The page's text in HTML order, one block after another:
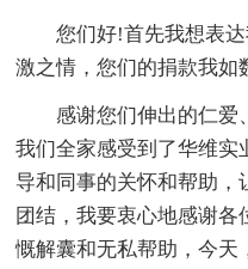
您们好!首先我想表
激之情，您们的捐款我如
感谢您们伸出的仁爱
我们全家感受到了华维实
导和同事的关怀和帮助，
团结，我要衷心地感谢
慨解囊和无私帮助，今天